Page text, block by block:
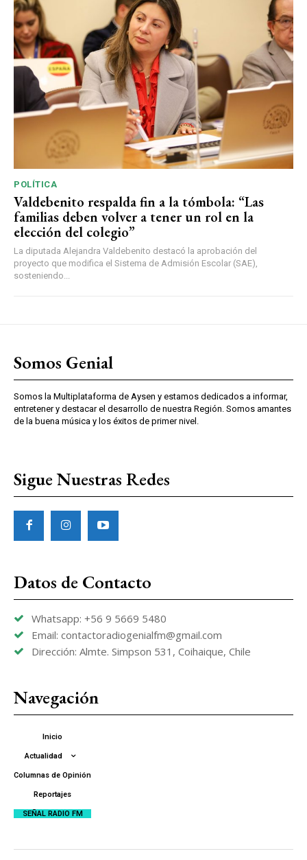
POLÍTICA
Valdebenito respalda fin a la tómbola: “Las
familias deben volver a tener un rol en la
elección del colegio”
La diputada Alejandra Valdebenito destacó la aprobación del
proyecto que modifica el Sistema de Admisión Escolar (SAE),
sosteniendo...
Somos Genial
Somos la Multiplataforma de Aysen y estamos dedicados a informar,
entretener y destacar el desarrollo de nuestra Región. Somos amantes
de la buena música y los éxitos de primer nivel.
Sigue Nuestras Redes
Datos de Contacto
Whatsapp: +56 9 5669 5480
Email: contactoradiogenialfm@gmail.com
Dirección: Almte. Simpson 531, Coihaique, Chile
Navegación
Inicio
Actualidad
Columnas de Opinión
Reportajes
SEÑAL RADIO FM